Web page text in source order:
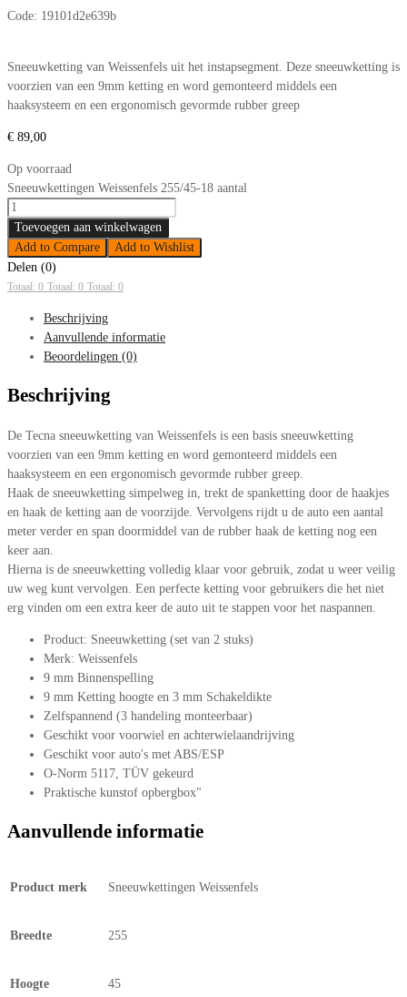
Code: 19101d2e639b
Sneeuwketting van Weissenfels uit het instapsegment. Deze sneeuwketting is
voorzien van een 9mm ketting en word gemonteerd middels een
haaksysteem en een ergonomisch gevormde rubber greep
€ 89,00
Op voorraad
Sneeuwkettingen Weissenfels 255/45-18 aantal
Toevoegen aan winkelwagen
Add to Compare
Add to Wishlist
Delen (0)
Totaal: 0 Totaal: 0 Totaal: 0
Beschrijving
Aanvullende informatie
Beoordelingen (0)
Beschrijving
De Tecna sneeuwketting van Weissenfels is een basis sneeuwketting
voorzien van een 9mm ketting en word gemonteerd middels een
haaksysteem en een ergonomisch gevormde rubber greep.
Haak de sneeuwketting simpelweg in, trekt de spanketting door de haakjes
en haak de ketting aan de voorzijde. Vervolgens rijdt u de auto een aantal
meter verder en span doormiddel van de rubber haak de ketting nog een
keer aan.
Hierna is de sneeuwketting volledig klaar voor gebruik, zodat u weer veilig
uw weg kunt vervolgen. Een perfecte ketting voor gebruikers die het niet
erg vinden om een extra keer de auto uit te stappen voor het naspannen.
Product: Sneeuwketting (set van 2 stuks)
Merk: Weissenfels
9 mm Binnenspelling
9 mm Ketting hoogte en 3 mm Schakeldikte
Zelfspannend (3 handeling monteerbaar)
Geschikt voor voorwiel en achterwielaandrijving
Geschikt voor auto's met ABS/ESP
O-Norm 5117, TÜV gekeurd
Praktische kunstof opbergbox"
Aanvullende informatie
Product merk Sneeuwkettingen Weissenfels
Breedte 255
Hoogte 45